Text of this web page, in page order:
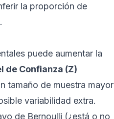
la proporción de
puede aumentar la
de Confianza (Z)
tamaño de muestra mayor
variabilidad extra.
de Bernoulli (¿está o no